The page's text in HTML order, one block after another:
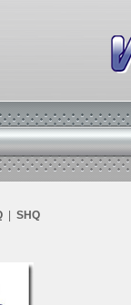
SHQ